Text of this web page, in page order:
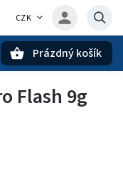
CZK
Prázdný košík
Flash 9g